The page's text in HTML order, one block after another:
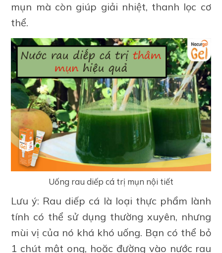
mụn mà còn giúp giải nhiệt, thanh lọc cơ
thể.
Uống rau diếp cá trị mụn nội tiết
Lưu ý: Rau diếp cá là loại thực phẩm lành
tính có thể sử dụng thường xuyên, nhưng
mùi vị của nó khá khó uống. Bạn có thể bỏ
1 chút mật ong, hoặc đường vào nước rau